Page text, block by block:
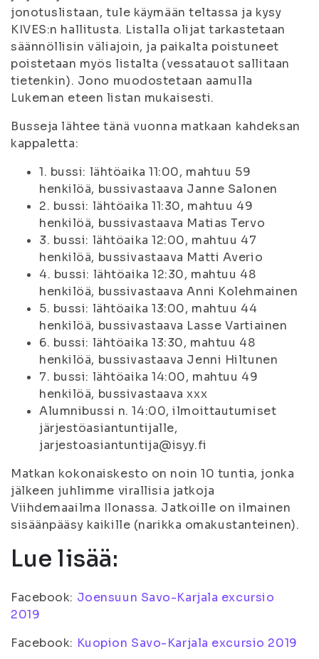
jonotuslistaan, tule käymään teltassa ja kysy
KIVES:n hallitusta. Listalla olijat tarkastetaan
säännöllisin väliajoin, ja paikalta poistuneet
poistetaan myös listalta (vessatauot sallitaan
tietenkin). Jono muodostetaan aamulla
Lukeman eteen listan mukaisesti.
Busseja lähtee tänä vuonna matkaan kahdeksan
kappaletta:
1. bussi: lähtöaika 11:00, mahtuu 59
henkilöä, bussivastaava Janne Salonen
2. bussi: lähtöaika 11:30, mahtuu 49
henkilöä, bussivastaava Matias Tervo
3. bussi: lähtöaika 12:00, mahtuu 47
henkilöä, bussivastaava Matti Averio
4. bussi: lähtöaika 12:30, mahtuu 48
henkilöä, bussivastaava Anni Kolehmainen
5. bussi: lähtöaika 13:00, mahtuu 44
henkilöä, bussivastaava Lasse Vartiainen
6. bussi: lähtöaika 13:30, mahtuu 48
henkilöä, bussivastaava Jenni Hiltunen
7. bussi: lähtöaika 14:00, mahtuu 49
henkilöä, bussivastaava xxx
Alumnibussi n. 14:00, ilmoittautumiset
järjestöasiantuntijalle,
jarjestoasiantuntija@isyy.fi
Matkan kokonaiskesto on noin 10 tuntia, jonka
jälkeen juhlimme virallisia jatkoja
Viihdemaailma Ilonassa. Jatkoille on ilmainen
sisäänpääsy kaikille (narikka omakustanteinen).
Lue lisää:
Facebook: Joensuun Savo-Karjala excursio
2019
Facebook: Kuopion Savo-Karjala excursio 2019